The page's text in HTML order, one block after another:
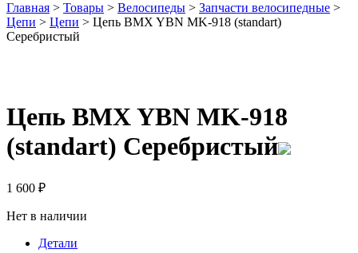
Главная > Товары > Велосипеды > Запчасти велосипедные >
Цепи > Цепи > Цепь BMX YBN MK-918 (standart)
Серебристый
Цепь BMX YBN MK-918
(standart) Серебристый
1 600 ₽
Нет в наличии
Детали